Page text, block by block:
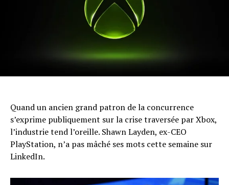
Quand un ancien grand patron de la concurrence
s’exprime publiquement sur la crise traversée par Xbox,
l’industrie tend l’oreille. Shawn Layden, ex-CEO
PlayStation, n’a pas mâché ses mots cette semaine sur
LinkedIn.